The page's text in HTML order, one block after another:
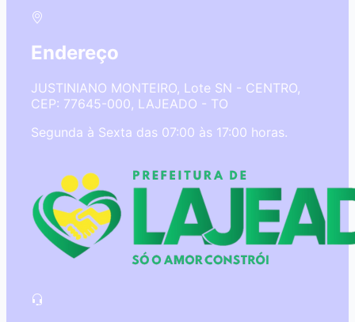
Endereço
JUSTINIANO MONTEIRO, Lote SN - CENTRO,
CEP: 77645-000, LAJEADO - TO
Segunda à Sexta das 07:00 às 17:00 horas.